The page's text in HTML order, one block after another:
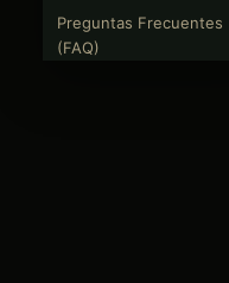
Preguntas Frecuentes
(FAQ)